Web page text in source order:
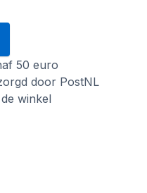
50 euro
door PostNL
winkel